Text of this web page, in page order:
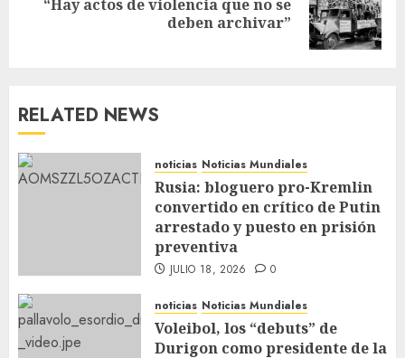
“Hay actos de violencia que no se
deben archivar”
RELATED NEWS
noticias Noticias Mundiales
Rusia: bloguero pro-Kremlin
convertido en crítico de Putin
arrestado y puesto en prisión
preventiva
JULIO 18, 2026 0
noticias Noticias Mundiales
Voleibol, los “debuts” de
Durigon como presidente de la